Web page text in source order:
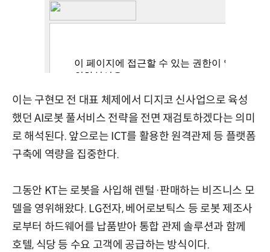
이는 구현모 전 대표 체제에서 디지코 신사업으로 육성
했던 AI로봇 풀서비스 전략을 전면 재검토하겠다는 의미
로 해석된다. 앞으로는 ICT를 활용한 원격관제 등 플랫폼
구축에 역량을 집중한다.
그동안 KT는 로봇을 사입해 렌털·판매하는 비즈니스 모
델을 영위해왔다. LG전자, 베어로보틱스 등 로봇 제조사
로부터 하드웨어를 납품받아 통합 관제 솔루션과 함께
호텔, 식당 등 수요 고객에 공급하는 방식이다.